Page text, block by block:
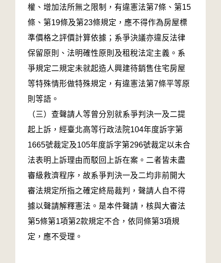
權、增加法所無之限制，有違憲法第7條、第15
條、第19條及第23條規定，應不得作為房屋標
準價格之評價計算依據；系爭決議亦違反法律
保留原則、法明確性原則及租稅法定主義。系
爭規定二規定未就起造人興建待銷售住宅房屋
等特殊情形做特殊規定，有違憲法第7條平等原
則等語。
（三）查聲請人等曾分別就系爭判決一及二提
起上訴，經臺北高等行政法院104年度訴字第
1665號裁定及105年度訴字第296號裁定以未合
法表明上訴理由而駁回上訴在案。二者皆未盡
審級救濟程序，故系爭判決一及二均非前開大
審法規定所指之確定終局裁判，聲請人自不得
據以聲請解釋憲法。是本件聲請，核與大審法
第5條第1項第2款規定不合，依同條第3項規
定，應不受理。